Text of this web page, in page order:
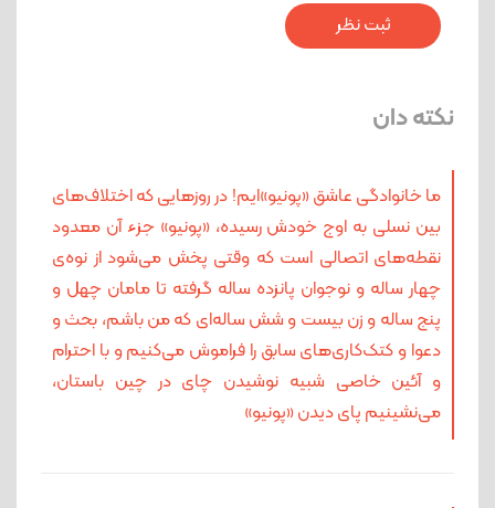
نکته دان
ما خانوادگی عاشق «پونیو»ایم! در روزهایی که اختلاف‌های
بین نسلی به اوج خودش رسیده، «پونیو» جزء آن معدود
نقطه‌های اتصالی ا‌‌ست که وقتی پخش می‌شود از نوه‌ی
چهار ساله و نوجوان پانزده ‌‌ساله گرفته تا مامان چهل و
پنج‌ ساله و زن بیست و شش ساله‌ای که من باشم، بحث و
دعوا و کتک‌کاری‌های سابق را فراموش می‌کنیم و با احترام
و آئین خاصی شبیه نوشیدن چای در چین باستان،
می‌نشینیم پای دیدن «پونیو»